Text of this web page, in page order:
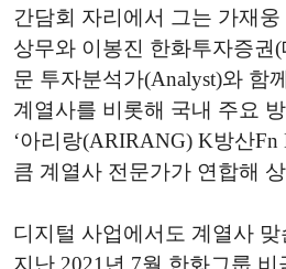
간담회 자리에서 그는 가재
상무와 이봉진 한화투자증권
문 투자분석가(Analyst)와 함
계열사를 비롯해 국내 주요
‘아리랑(ARIRANG) K방산Fn
큼 계열사 전문가가 연합해
디지털 사업에서도 계열사
지난 2021년 7월 한화그룹